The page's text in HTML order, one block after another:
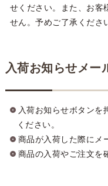
せください。また、お客
せん。予めご了承くださ
入荷お知らせメー
入荷お知らせボタンを
ください。
商品が入荷した際にメ
商品の入荷やご注文を